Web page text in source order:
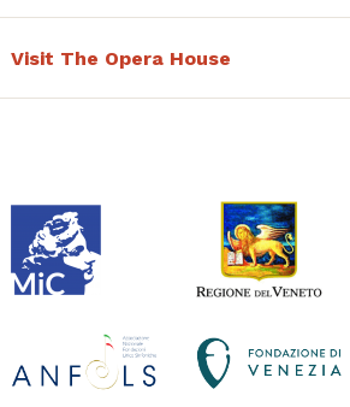
Visit The Opera House